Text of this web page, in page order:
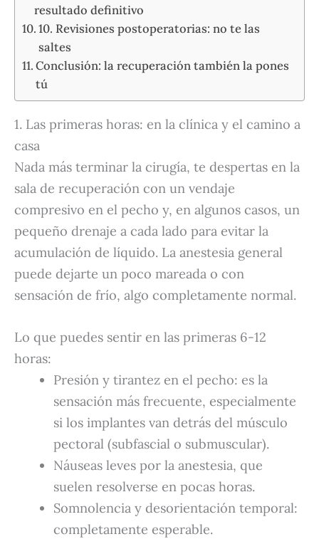
resultado definitivo
10. Revisiones postoperatorias: no te las
saltes
Conclusión: la recuperación también la pones
tú
1. Las primeras horas: en la clínica y el camino a
casa
Nada más terminar la cirugía, te despertas en la
sala de recuperación con un vendaje
compresivo en el pecho y, en algunos casos, un
pequeño drenaje a cada lado para evitar la
acumulación de líquido. La anestesia general
puede dejarte un poco mareada o con
sensación de frío, algo completamente normal.
Lo que puedes sentir en las primeras 6-12
horas:
Presión y tirantez en el pecho: es la
sensación más frecuente, especialmente
si los implantes van detrás del músculo
pectoral (subfascial o submuscular).
Náuseas leves por la anestesia, que
suelen resolverse en pocas horas.
Somnolencia y desorientación temporal:
completamente esperable.